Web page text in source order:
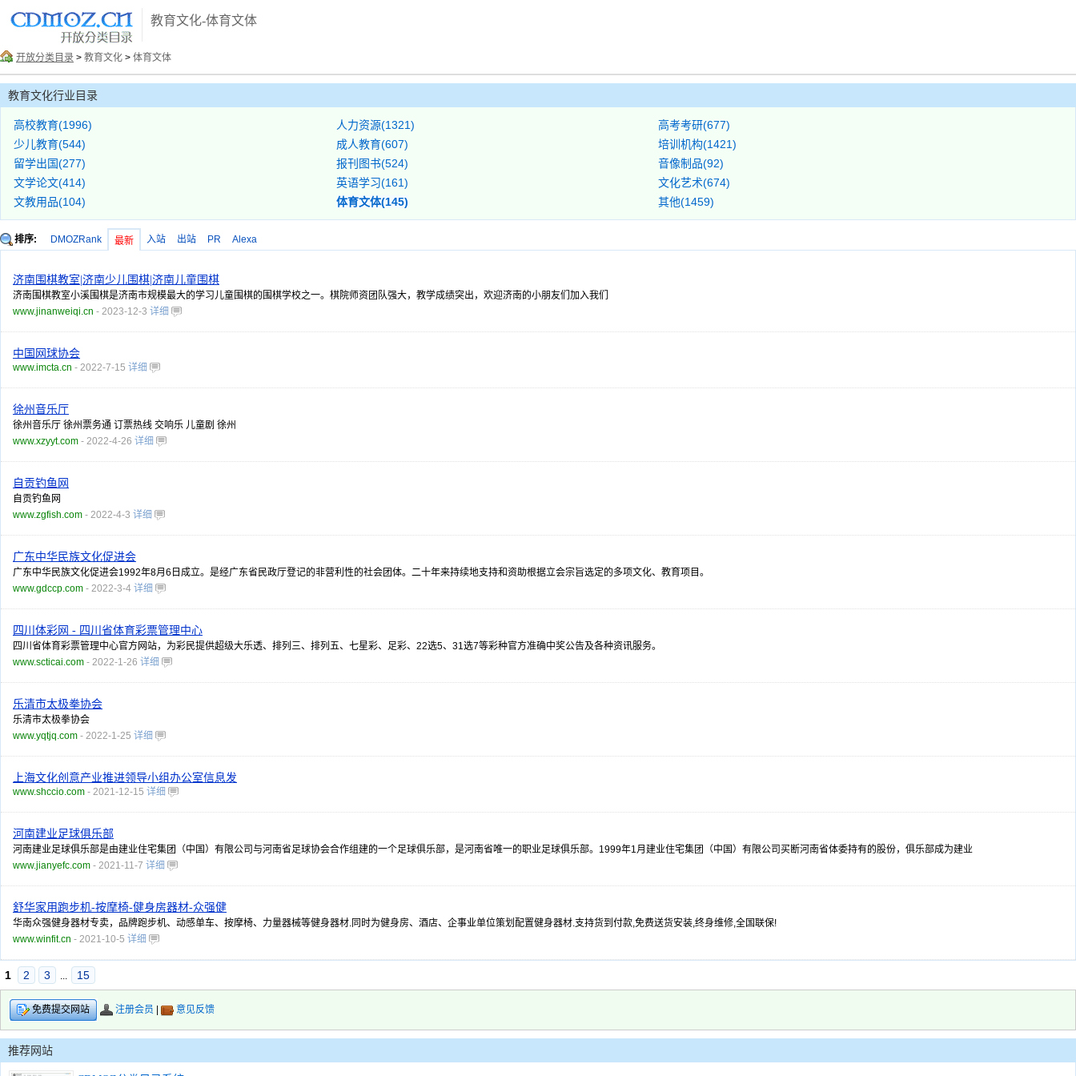
教育文化-体育文体
开放分类目录 > 教育文化 > 体育文体
教育文化行业目录
高校教育(1996) 人力资源(1321)
高考考研(677)
少儿教育(544)
成人教育(607)
培训机构(1421)
留学出国(277)
报刊图书(524)
音像制品(92)
文学论文(414)
英语学习(161)
文化艺术(674)
文教用品(104)
体育文体(145) 其他(1459)
排序: DMOZRank 最新 入站 出站 PR Alexa
济南围棋教室|济南少儿围棋|济南儿童围棋
济南围棋教室小溪围棋是济南市规模最大的学习儿童围棋的围棋学校之一。棋院师资团队强大，教学成绩突出，欢迎济南的小朋友们加入我们
www.jinanweiqi.cn - 2023-12-3 详细
中国网球协会
www.imcta.cn - 2022-7-15 详细
徐州音乐厅
徐州音乐厅 徐州票务通 订票热线 交响乐 儿童剧 徐州
www.xzyyt.com - 2022-4-26 详细
自贡钓鱼网
自贡钓鱼网
www.zgfish.com - 2022-4-3 详细
广东中华民族文化促进会
广东中华民族文化促进会1992年8月6日成立。是经广东省民政厅登记的非营利性的社会团体。二十年来持续地支持和资助根据立会宗旨选定的多项文化、教育项目。
www.gdccp.com - 2022-3-4 详细
四川体彩网 - 四川省体育彩票管理中心
四川省体育彩票管理中心官方网站，为彩民提供超级大乐透、排列三、排列五、七星彩、足彩、22选5、31选7等彩种官方准确中奖公告及各种资讯服务。
www.scticai.com - 2022-1-26 详细
乐清市太极拳协会
乐清市太极拳协会
www.yqtjq.com - 2022-1-25 详细
上海文化创意产业推进领导小组办公室信息发
www.shccio.com - 2021-12-15 详细
河南建业足球俱乐部
河南建业足球俱乐部是由建业住宅集团（中国）有限公司与河南省足球协会合作组建的一个足球俱乐部，是河南省唯一的职业足球俱乐部。1999年1月建业住宅集团（中国）有限公司买断河南省体委持有的股份，俱乐部成为建业
www.jianyefc.com - 2021-11-7 详细
舒华家用跑步机-按摩椅-健身房器材-众强健
华南众强健身器材专卖，品牌跑步机、动感单车、按摩椅、力量器械等健身器材.同时为健身房、酒店、企事业单位策划配置健身器材.支持货到付款,免费送货安装,终身维修,全国联保!
www.winfit.cn - 2021-10-5 详细
1 2 3 ... 15
免费提交网站 注册会员 意见反馈
推荐网站